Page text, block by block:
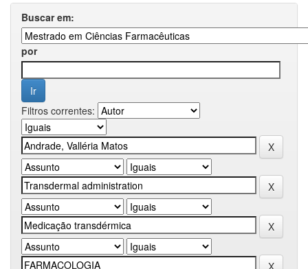
Buscar em:
por
Filtros correntes: